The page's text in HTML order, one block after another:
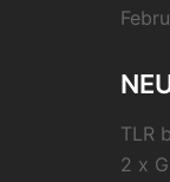
TLR
2 x